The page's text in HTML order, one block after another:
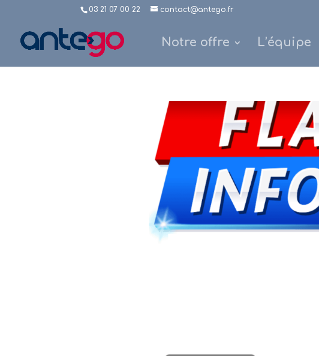
03 21 07 00 22 contact@antego.fr
Notre offre L’équipe